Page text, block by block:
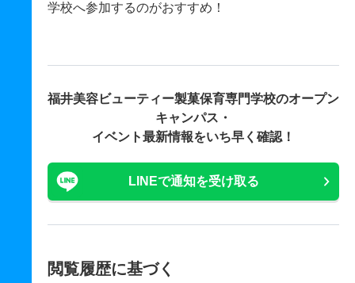
学校へ参加するのがおすすめ！
福井美容ビューティー製菓保育専門学校のオープン
キャンパス・
イベント最新情報をいち早く確認！
LINEで通知を受け取る
閲覧履歴に基づく